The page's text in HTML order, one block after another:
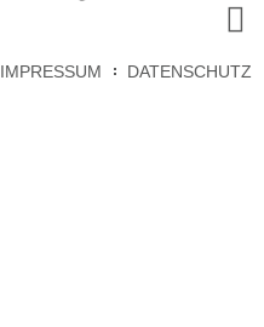
IMPRESSUM DATENSCHUTZ